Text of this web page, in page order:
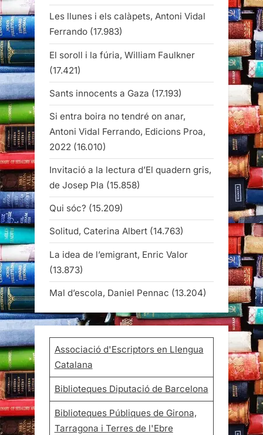
Les llunes i els calàpets, Antoni Vidal
Ferrando (17.983)
El soroll i la fúria, William Faulkner
(17.421)
Sants innocents a Gaza (17.193)
Si entra boira no tendré on anar,
Antoni Vidal Ferrando, Edicions Proa,
2022 (16.010)
Invitació a la lectura d’El quadern gris,
de Josep Pla (15.858)
Qui sóc? (15.209)
Solitud, Caterina Albert (14.763)
La idea de l’emigrant, Enric Valor
(13.873)
Mal d’escola, Daniel Pennac (13.204)
Associació d'Escriptors en Llengua
Catalana
Biblioteques Diputació de Barcelona
Biblioteques Públiques de Girona,
Tarragona i Terres de l'Ebre